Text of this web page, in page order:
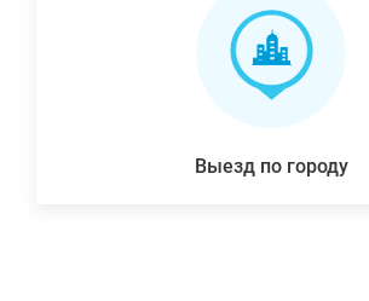
Выезд по городу